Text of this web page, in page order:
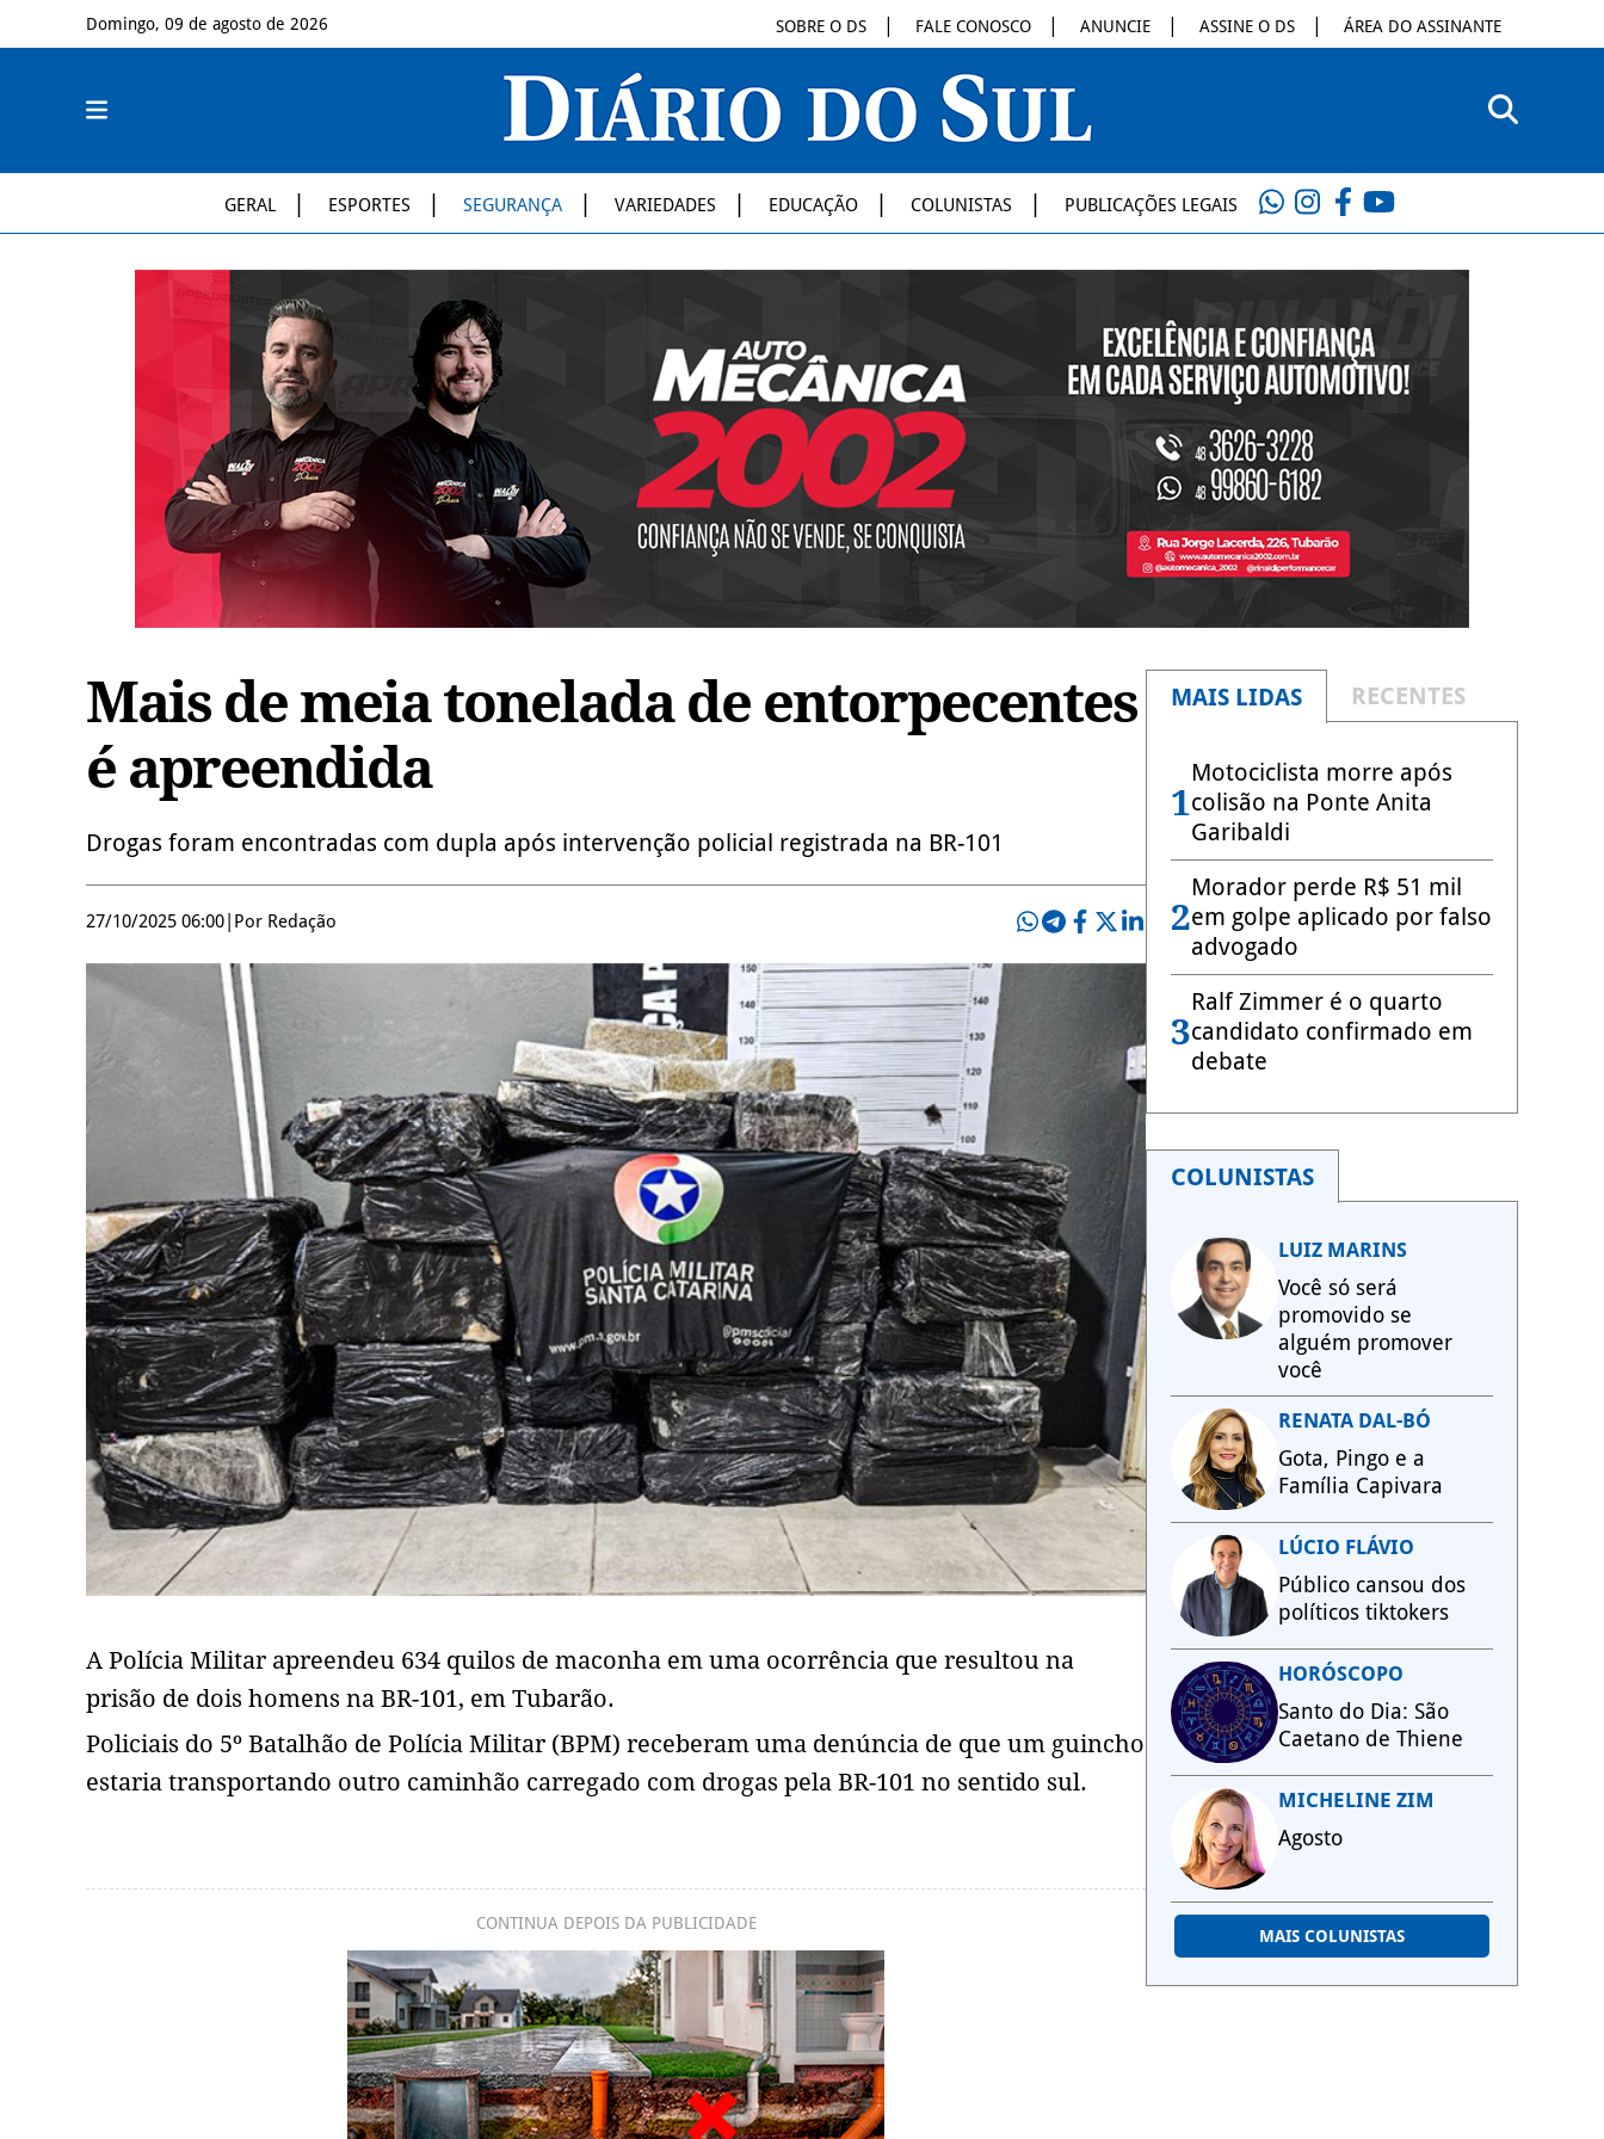
Domingo, 09 de agosto de 2026 SOBRE O DS FALE CONOSCO ANUNCIE ASSINE O DS ÁREA DO ASSINANTE
GERAL ESPORTES SEGURANÇA VARIEDADES EDUCAÇÃO COLUNISTAS PUBLICAÇÕES LEGAIS
Mais de meia tonelada de entorpecentes
é apreendida
Drogas foram encontradas com dupla após intervenção policial registrada na BR-101
27/10/2025 06:00 Por Redação
A Polícia Militar apreendeu 634 quilos de maconha em uma ocorrência que resultou na
prisão de dois homens na BR-101, em Tubarão.
Policiais do 5º Batalhão de Polícia Militar (BPM) receberam uma denúncia de que um guincho
estaria transportando outro caminhão carregado com drogas pela BR-101 no sentido sul.
CONTINUA DEPOIS DA PUBLICIDADE
MAIS LIDAS RECENTES
1
Motociclista morre após
colisão na Ponte Anita
Garibaldi
2
Morador perde R$ 51 mil
em golpe aplicado por falso
advogado
3
Ralf Zimmer é o quarto
candidato confirmado em
debate
COLUNISTAS
LUIZ MARINS
Você só será
promovido se
alguém promover
você
RENATA DAL-BÓ
Gota, Pingo e a
Família Capivara
LÚCIO FLÁVIO
Público cansou dos
políticos tiktokers
HORÓSCOPO
Santo do Dia: São
Caetano de Thiene
MICHELINE ZIM
Agosto
MAIS COLUNISTAS